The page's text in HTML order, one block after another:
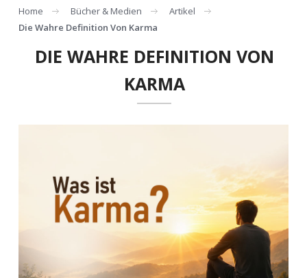
Home Bücher & Medien
Artikel
Die Wahre Definition Von Karma
DIE WAHRE DEFINITION VON
KARMA